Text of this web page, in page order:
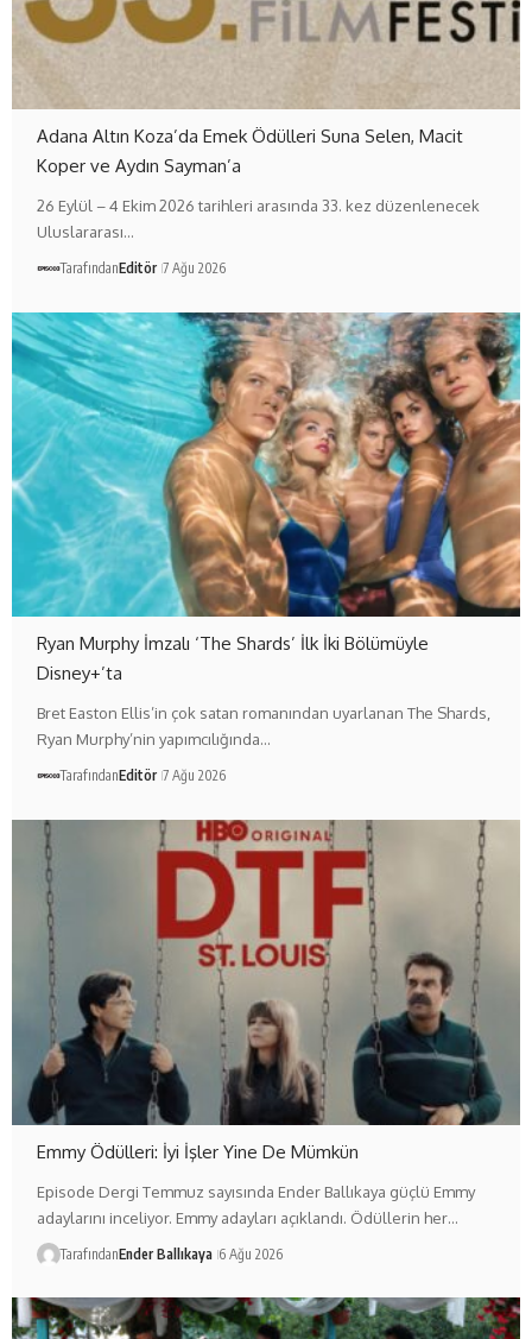
Adana Altın Koza’da Emek Ödülleri Suna Selen, Macit
Koper ve Aydın Sayman’a
26 Eylül – 4 Ekim 2026 tarihleri arasında 33. kez düzenlenecek
Uluslararası…
TarafındanEditör 7 Ağu 2026
Ryan Murphy İmzalı ‘The Shards’ İlk İki Bölümüyle
Disney+’ta
Bret Easton Ellis’in çok satan romanından uyarlanan The Shards,
Ryan Murphy’nin yapımcılığında…
TarafındanEditör 7 Ağu 2026
Emmy Ödülleri: İyi İşler Yine De Mümkün
Episode Dergi Temmuz sayısında Ender Ballıkaya güçlü Emmy
adaylarını inceliyor. Emmy adayları açıklandı. Ödüllerin her…
TarafındanEnder Ballıkaya 6 Ağu 2026